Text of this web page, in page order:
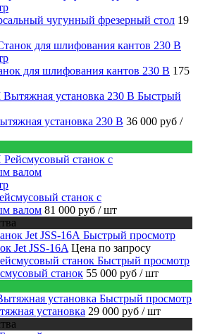
чугунный фрезерный стол 19
для шлифования кантов 230 В 175
Быстрый
установка 230 В 36 000 руб /
станок с
валом 81 000 руб / шт
Быстрый просмотр
Jet JSS-16A Цена по запросу
Быстрый просмотр
станок 55 000 руб / шт
Быстрый просмотр
установка 29 000 руб / шт